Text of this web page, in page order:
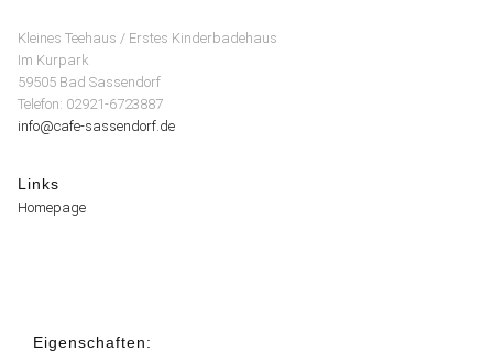
Kleines Teehaus / Erstes Kinderbadehaus
Im Kurpark
59505 Bad Sassendorf
Telefon: 02921-6723887
info@cafe-sassendorf.de
Links
Homepage
Eigenschaften: